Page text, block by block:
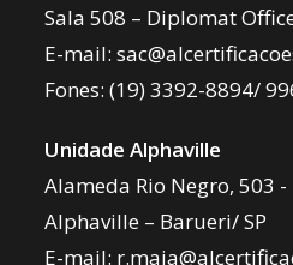
Sala 508 – Diplomat
E-mail:
Fones:(19) 3392-8894/
Unidade Alphaville
Alameda Rio Negro, 503 -
Alphaville – Barueri/ SP
E-mail: